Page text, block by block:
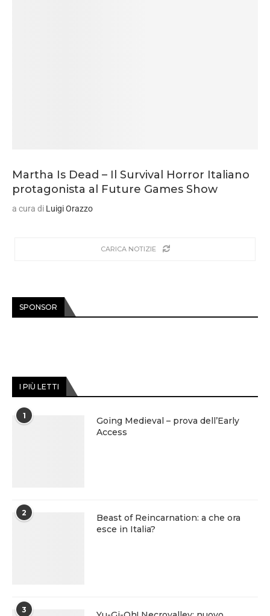
Martha Is Dead – Il Survival Horror Italiano
protagonista al Future Games Show
a cura di Luigi Orazzo
CARICA NOTIZIE
SPONSOR
I PIÙ LETTI
1
Going Medieval – prova dell’Early
Access
2
Beast of Reincarnation: a che ora
esce in Italia?
3